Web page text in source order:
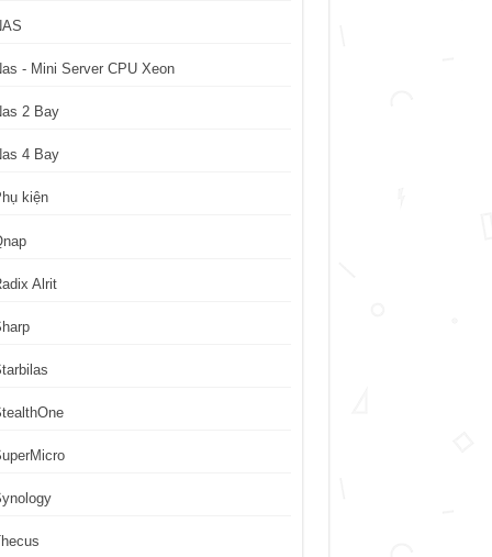
- Mini Server CPU Xeon
2 Bay
4 Bay
kiện
Alrit